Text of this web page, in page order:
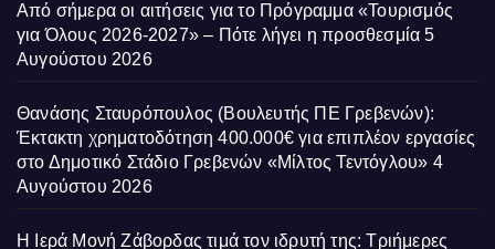
Από σήμερα οι αιτήσεις για το Πρόγραμμα «Τουρισμός
για Όλους 2026-2027» – Πότε λήγει η προσθεσμία 5
Αυγούστου 2026
Θανάσης Σταυρόπουλος (Βουλευτής ΠΕ Γρεβενών):
Έκτακτη χρηματοδότηση 400.000€ για επιπλέον εργασίες
στο Δημοτικό Στάδιο Γρεβενών «Μίλτος Τεντόγλου» 4
Αυγούστου 2026
Η Ιερά Μονή Ζάβορδας τιμά τον ιδρυτή της: Τριήμερες